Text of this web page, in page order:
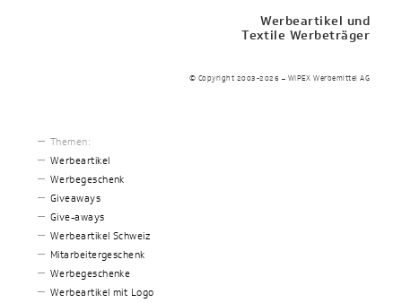
Werbeartikel und
Textile Werbeträger
© Copyright 2003-2026 – WIPEX Werbemittel AG
Themen:
Werbeartikel
Werbegeschenk
Giveaways
Give-aways
Werbeartikel Schweiz
Mitarbeitergeschenk
Werbegeschenke
Werbeartikel mit Logo